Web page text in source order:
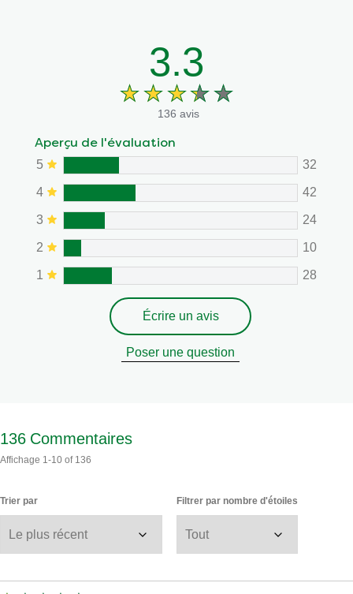
3.3
136 avis
Aperçu de l'évaluation
5 32
4 42
3 24
2 10
1 28
Écrire un avis
Poser une question
136 Commentaires
Affichage 1-10 of 136
Trier par Filtrer par nombre d'étoiles